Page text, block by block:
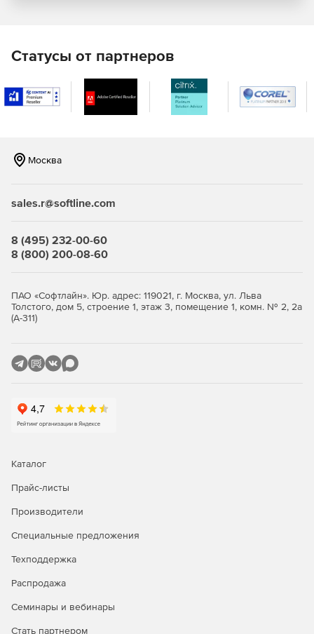
продуктивной работе. Anti-Executable защищает рабочие
станции от этих угроз, блокируя всякую попытку
неавторизованной инсталляции программного
обеспечения.
компьютере. Пиратские программы просто невозможно
Таким образом, Anti-Executable позволяет добиться
полного соответствия нормативно-правовым
регулирующим правилам.
Ключевые характеристики
Автоматическое создание белого списка программ
Централизованное применение белых списков для
ROM, USB-накопители или сетевые диски.
неавторизованной инсталляции программного
обеспечения.
Статусы от партнеров
Москва
sales.r@softline.com
8 (495) 232-00-60
8 (800) 200-08-60
ПАО «Софтлайн». Юр. адрес: 119021, г. Москва, ул. Льва
Толстого, дом 5, строение 1, этаж 3, помещение 1, комн. № 2, 2а
(А-311)
Каталог
Прайс-листы
Производители
Специальные предложения
Техподдержка
Распродажа
Семинары и вебинары
Стать партнером